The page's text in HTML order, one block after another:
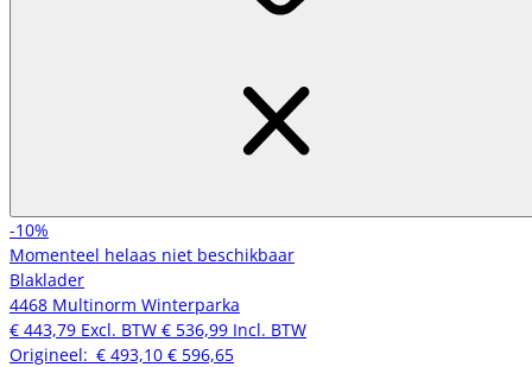
-10%
Momenteel helaas niet beschikbaar
Blaklader
4468 Multinorm Winterparka
€ 443,79 Excl. BTW € 536,99 Incl. BTW
Origineel: € 493,10 € 596,65